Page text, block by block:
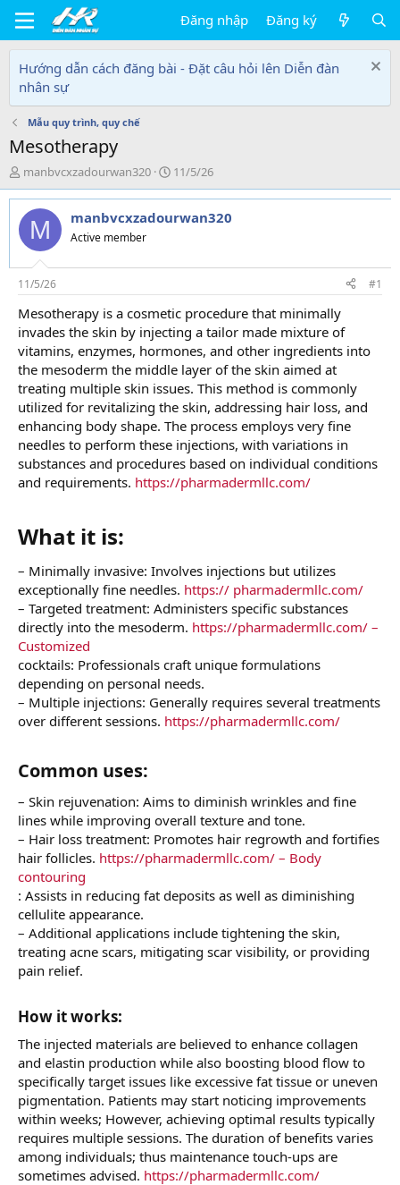
Đăng nhập Đăng ký
Hướng dẫn cách đăng bài - Đặt câu hỏi lên Diễn đàn
nhân sự
Mẫu quy trình, quy chế
Mesotherapy
T
h
r
e
d
s
t
a
r
t
e
r
manbvcxzadourwan320
N
g
à
y
i
11/5/26
M manbvcxzadourwan320
Active member
11/5/26 #1
Mesotherapy is a cosmetic procedure that minimally
invades the skin by injecting a tailor made mixture of
vitamins, enzymes, hormones, and other ingredients into
the mesoderm the middle layer of the skin aimed at
treating multiple skin issues. This method is commonly
utilized for revitalizing the skin, addressing hair loss, and
enhancing body shape. The process employs very fine
needles to perform these injections, with variations in
substances and procedures based on individual conditions
and requirements. https://pharmadermllc.com/
What it is:​
– Minimally invasive: Involves injections but utilizes
exceptionally fine needles. https:// pharmadermllc.com/
– Targeted treatment: Administers specific substances
directly into the mesoderm. https://pharmadermllc.com/ –
Customized
cocktails: Professionals craft unique formulations
depending on personal needs.
– Multiple injections: Generally requires several treatments
over different sessions. https://pharmadermllc.com/
Common uses:​
– Skin rejuvenation: Aims to diminish wrinkles and fine
lines while improving overall texture and tone.
– Hair loss treatment: Promotes hair regrowth and fortifies
hair follicles. https://pharmadermllc.com/ – Body
contouring
: Assists in reducing fat deposits as well as diminishing
cellulite appearance.
– Additional applications include tightening the skin,
treating acne scars, mitigating scar visibility, or providing
pain relief.
How it works:​
The injected materials are believed to enhance collagen
and elastin production while also boosting blood flow to
specifically target issues like excessive fat tissue or uneven
pigmentation. Patients may start noticing improvements
within weeks; However, achieving optimal results typically
requires multiple sessions. The duration of benefits varies
among individuals; thus maintenance touch-ups are
sometimes advised. https://pharmadermllc.com/